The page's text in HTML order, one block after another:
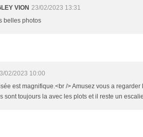
VION 23/02/2023 13:31
belles photos
02/2023 10:00
est magnifique.<br /> Amusez vous a
sont toujours la avec les plots et il reste un